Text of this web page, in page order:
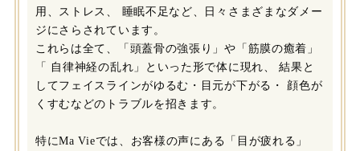
用、ストレス、 睡眠不足など、日々さまざまなダメー
ジにさらされています。
これらは全て、「頭蓋骨の強張り」や「筋膜の癒着」
「 自律神経の乱れ」といった形で体に現れ、 結果と
してフェイスラインがゆるむ・目元が下がる・ 顔色が
くすむなどのトラブルを招きます。
特にMa Vieでは、お客様の声にある「目が疲れる」